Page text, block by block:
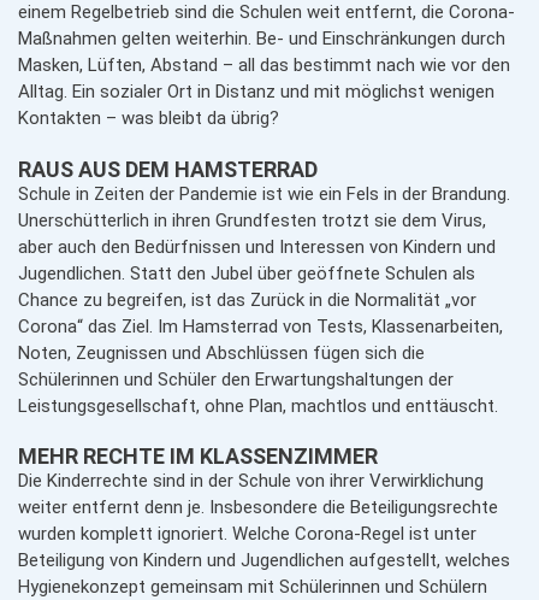
einem Regelbetrieb sind die Schulen weit entfernt, die Corona-
Maßnahmen gelten weiterhin. Be- und Einschränkungen durch
Masken, Lüften, Abstand – all das bestimmt nach wie vor den
Alltag. Ein sozialer Ort in Distanz und mit möglichst wenigen
Kontakten – was bleibt da übrig?
RAUS AUS DEM HAMSTERRAD
Schule in Zeiten der Pandemie ist wie ein Fels in der Brandung.
Unerschütterlich in ihren Grundfesten trotzt sie dem Virus,
aber auch den Bedürfnissen und Interessen von Kindern und
Jugendlichen. Statt den Jubel über geöffnete Schulen als
Chance zu begreifen, ist das Zurück in die Normalität „vor
Corona“ das Ziel. Im Hamsterrad von Tests, Klassenarbeiten,
Noten, Zeugnissen und Abschlüssen fügen sich die
Schülerinnen und Schüler den Erwartungshaltungen der
Leistungsgesellschaft, ohne Plan, machtlos und enttäuscht.
MEHR RECHTE IM KLASSENZIMMER
Die Kinderrechte sind in der Schule von ihrer Verwirklichung
weiter entfernt denn je. Insbesondere die Beteiligungsrechte
wurden komplett ignoriert. Welche Corona-Regel ist unter
Beteiligung von Kindern und Jugendlichen aufgestellt, welches
Hygienekonzept gemeinsam mit Schülerinnen und Schülern